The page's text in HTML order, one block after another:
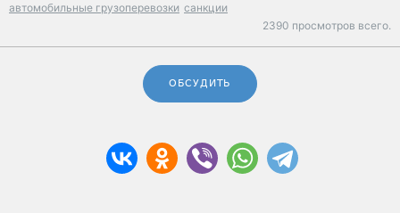
автомобильные грузоперевозки санкции
2390 просмотров всего.
ОБСУДИТЬ